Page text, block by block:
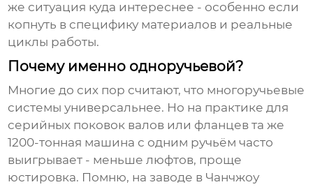
же ситуация куда интереснее - особенно если
копнуть в специфику материалов и реальные
циклы работы.
Почему именно одноручьевой?
Многие до сих пор считают, что многоручьевые
системы универсальнее. Но на практике для
серийных поковок валов или фланцев та же
1200-тонная машина с одним ручьём часто
выигрывает - меньше люфтов, проще
юстировка. Помню, на заводе в Чанчжоу